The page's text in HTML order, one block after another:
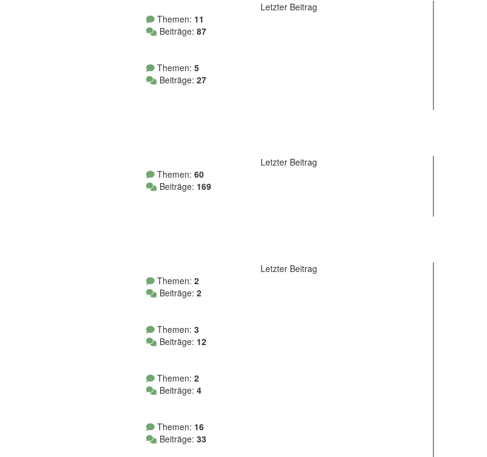
Letzter Beitrag
Themen: 11
Beiträge:87
Themen:5
Beiträge:27
Letzter Beitrag
Themen:60
Beiträge: 169
Letzter Beitrag
Themen:2
Beiträge:2
Themen:3
Beiträge: 12
Themen:2
Beiträge:4
Themen: 16
Beiträge:33